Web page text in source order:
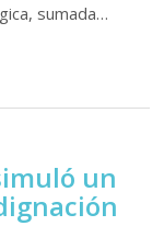
sumada…
un